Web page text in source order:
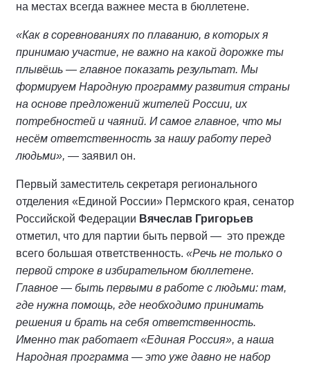
на местах всегда важнее места в бюллетене.
«Как в соревнованиях по плаванию, в которых я
принимаю участие, не важно на какой дорожке ты
плывёшь — главное показать результат. Мы
формируем Народную программу развития страны
на основе предложений жителей России, их
потребностей и чаяний. И самое главное, что мы
несём ответственность за нашу работу перед
людьми», — заявил он.
Первый заместитель секретаря регионального
отделения «Единой России» Пермского края, сенатор
Российской Федерации Вячеслав Григорьев
отметил, что для партии быть первой — это прежде
всего большая ответственность. «Речь не только о
первой строке в избирательном бюллетене.
Главное — быть первыми в работе с людьми: там,
где нужна помощь, где необходимо принимать
решения и брать на себя ответственность.
Именно так работает «Единая Россия», а наша
Народная программа — это уже давно не набор